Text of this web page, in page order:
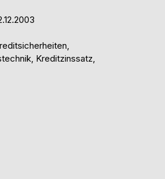
Kreditzinssatz,